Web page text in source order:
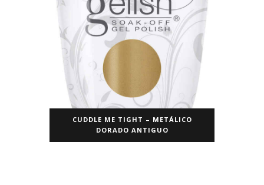
CUDDLE ME TIGHT – METÁLICO
DORADO ANTIGUO